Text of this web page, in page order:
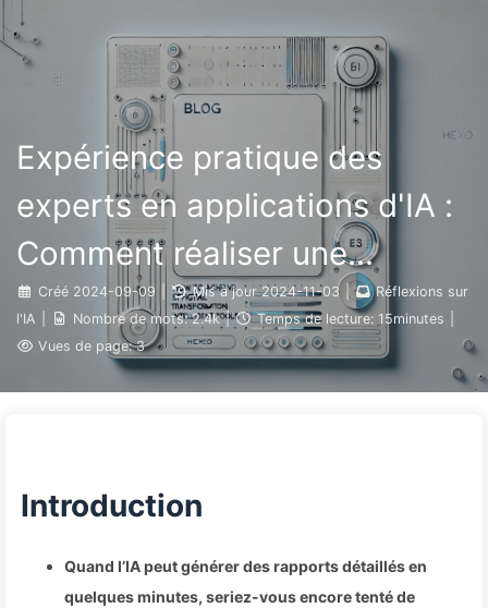
Le Chemin vers la Transformation par l'IA
Liens À propos 🇫🇷 Français
Expérience pratique des
experts en applications d'IA :
Comment réaliser une
transformation numérique
efficace de son blog grâce
aux outils intelligents —
Créé 2024-09-09 Mis à jour 2024-11-03
Réflexions sur
l'IA
Nombre de mots: 2.4k | Temps de lecture: 15minutes
Vues de page: 3
Introduction
Quand l’IA peut générer des rapports détaillés en
quelques minutes, seriez-vous encore tenté de